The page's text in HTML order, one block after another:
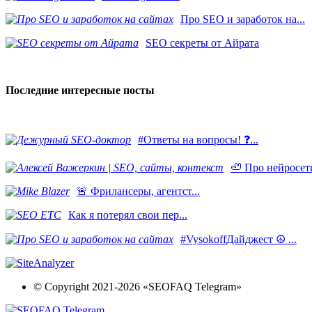
Про SEO и заработок на...
SEO секреты от Айрата
Последние интересные посты
#Ответы на вопросы! ❓...
🦥 Про
​🚨 Фрилансеры, агентст...
Как я потерял свои пер...
#VysokoffДайджест ☮️ ...
© Copyright 2021-2026 «SEOFAQ Telegram»